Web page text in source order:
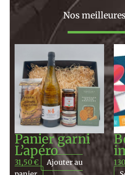
Nos
Panier garni
L’apéro
31,50€
Ajouter au